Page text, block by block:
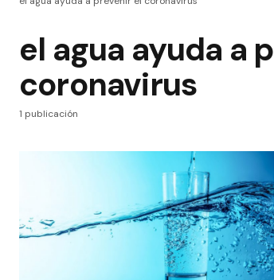
el agua ayuda a
coronavirus
1 publicación